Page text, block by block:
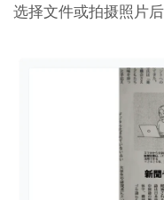
选择文件或拍摄照片